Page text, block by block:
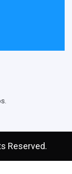
Reserved.